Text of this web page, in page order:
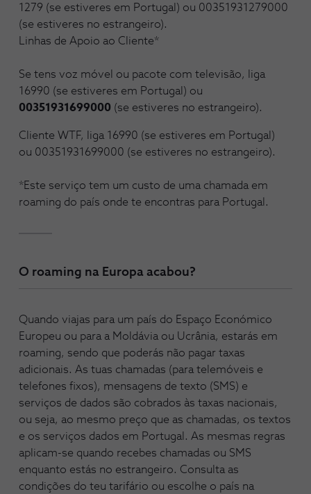
1279 (se estiveres em Portugal) ou 00351931279000
(se estiveres no estrangeiro).
Linhas de Apoio ao Cliente*
Se tens voz móvel ou pacote com televisão, liga
16990 (se estiveres em Portugal) ou
00351931699000 (se estiveres no estrangeiro).
Cliente WTF, liga 16990 (se estiveres em Portugal)
ou 00351931699000 (se estiveres no estrangeiro).
*Este serviço tem um custo de uma chamada em
roaming do país onde te encontras para Portugal.
O roaming na Europa acabou?
Quando viajas para um país do Espaço Económico
Europeu ou para a Moldávia ou Ucrânia, estarás em
roaming, sendo que poderás não pagar taxas
adicionais. As tuas chamadas (para telemóveis e
telefones fixos), mensagens de texto (SMS) e
serviços de dados são cobrados às taxas nacionais,
ou seja, ao mesmo preço que as chamadas, os textos
e os serviços dados em Portugal. As mesmas regras
aplicam-se quando recebes chamadas ou SMS
enquanto estás no estrangeiro. Consulta as
condições do teu tarifário ou escolhe o país na